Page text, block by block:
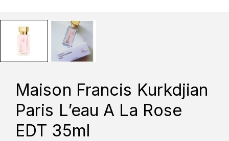
Maison Francis Kurkdjian
Paris L’eau A La Rose
EDT 35ml